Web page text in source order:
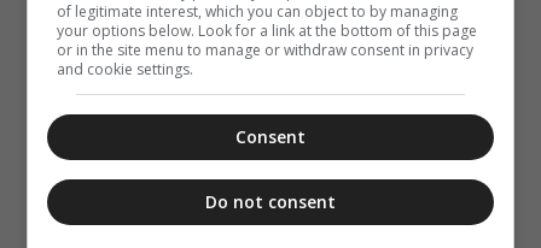
of legitimate interest, which you can object to by managing
your options below. Look for a link at the bottom of this page
or in the site menu to manage or withdraw consent in privacy
and cookie settings.
Consent
Do not consent